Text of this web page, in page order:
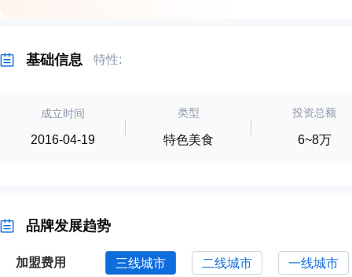
基础信息 特性:
成立时间
2016-04-19
类型
特色美食
投资总额
6~8万
品牌发展趋势
加盟费用 三线城市 二线城市 一线城市